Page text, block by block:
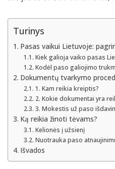
Turinys
Pasas vaikui Lietuvoje:
Kiek galioja vaiko pasas
Kodėl paso galiojimo
Dokumentų tvarkymo
1. Kam reikia kreiptis?
2. Kokie dokumentai yra
3. Mokestis už paso
Ką reikia žinoti tėvams?
Kelionės į užsienį
Nuotrauka paso
Išvados